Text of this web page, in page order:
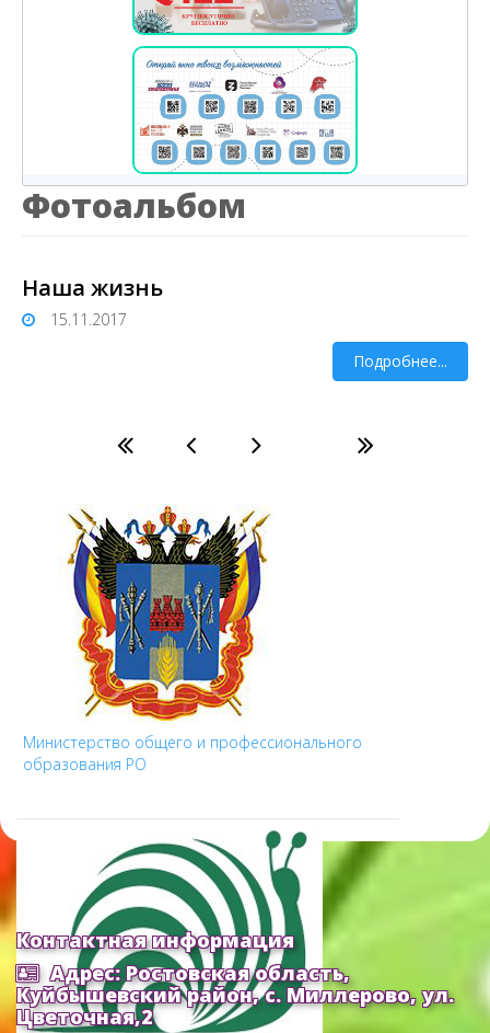
Фотоальбом
Наша жизнь
15.11.2017
Подробнее...
Министерство общего и профессионального
образования РО
Контактная информация
Адрес: Ростовская область,
Куйбышевский район, с. Миллерово, ул.
Цветочная,2